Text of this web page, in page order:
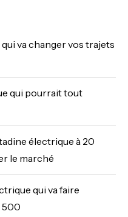
va changer vos trajets
qui pourrait tout
électrique à 20
le marché
qui va faire
500